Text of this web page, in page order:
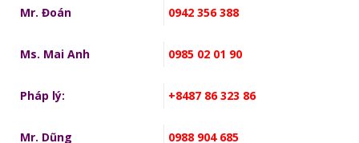
Mr. Đoán 0942 356 388
Ms. Mai Anh 0985 02 01 90
Pháp lý: +8487 86 323 86
Mr. Dũng 0988 904 685